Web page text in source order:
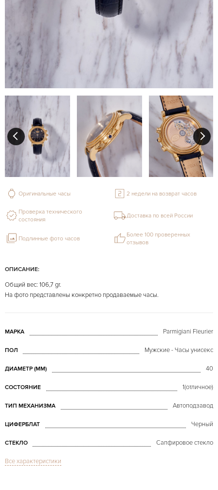
ОПИСАНИЕ:
Общий вес: 106,7 gr.
На фото представлены конкретно продаваемые часы.
МАРКА Parmigiani Fleurier
ПОЛ Мужские - Часы унисекс
ДИАМЕТР (MM) 40
СОСТОЯНИЕ 1(отличное)
ТИП МЕХАНИЗМА Автоподзавод
ЦИФЕРБЛАТ Черный
СТЕКЛО Сапфировое стекло
ФУНКЦИИ
Все характеристики
Оригинальные часы 2 недели на возврат часов
Проверка технического
состояния
Доставка по всей России
Подлинные фото часов
Более 100 проверенных
отзывов